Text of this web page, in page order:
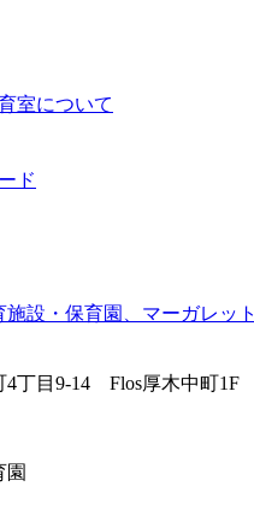
室について
ド
4丁目9-14 Flos厚木中町1F